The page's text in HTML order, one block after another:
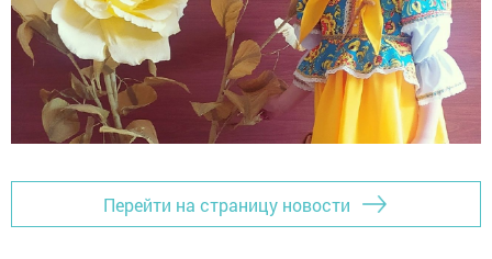
Перейти на страницу новости